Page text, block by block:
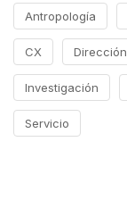
Antropología
CX Dirección
Investigación
Servicio